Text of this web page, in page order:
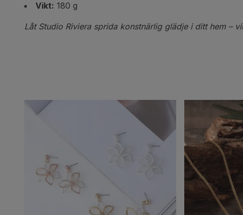
Vikt: 180 g
Låt Studio Riviera sprida konstnärlig glädje i ditt hem –